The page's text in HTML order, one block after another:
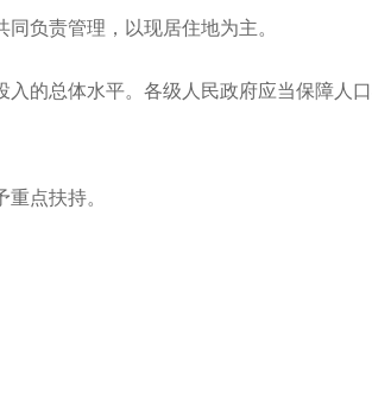
负责管理，以现居住地为主。
的总体水平。各级人民政府应当保障人
点扶持。